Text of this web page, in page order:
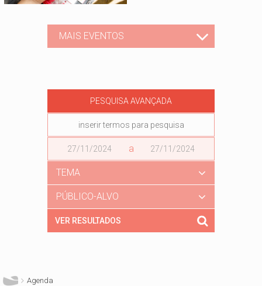
MAIS EVENTOS
PESQUISA AVANÇADA
a
Data
TEMA
PÚBLICO-ALVO
Agenda